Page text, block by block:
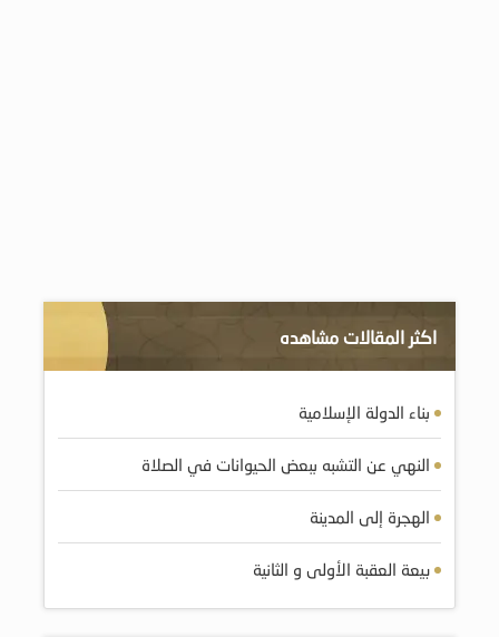
اكثر المقالات مشاهده
بناء الدولة الإسلامية
النهي عن التشبه ببعض الحيوانات في الصلاة
الهجرة إلى المدينة
بيعة العقبة الأولى و الثانية